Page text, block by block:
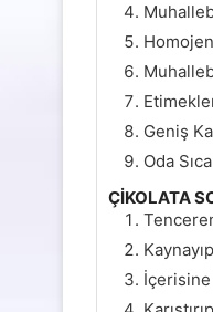
Geniş
Oda
ÇİKOLATA